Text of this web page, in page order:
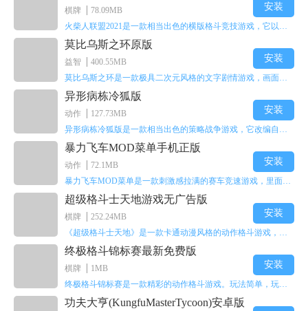
棋牌
78.09MB
安装
莫比乌斯之环原版
益智
400.55MB
安装
异形病栋冷狐版
动作
127.73MB
安装
暴力飞车MOD菜单手机正版
动作
72.1MB
安装
超级格斗士天地游戏无广告版
棋牌
252.24MB
安装
终极格斗锦标赛最新免费版
棋牌
1MB
安装
功夫大亨(KungfuMasterTycoon)安卓版